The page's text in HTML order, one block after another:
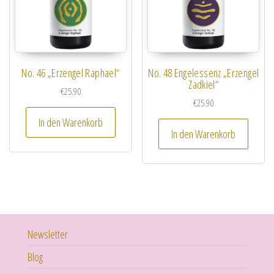
No. 46 „Erzengel Raphael“
€25.90
In den Warenkorb
No. 48 Engelessenz „Erzengel
Zadkiel“
€25.90
In den Warenkorb
Newsletter
Blog